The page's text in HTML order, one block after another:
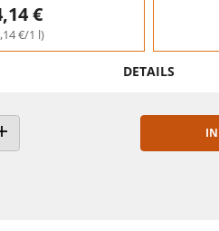
€
€/1 l)
DETAILS
ANZAHL ERHÖHEN